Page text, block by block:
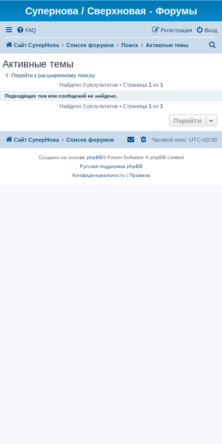
Супернова / Сверхновая - Форумы
FAQ Вход
Регистрация
Сайт СуперНова Список форумов Поиск Активные темы
Активные темы
Перейти к расширенному поиску
Найдено 0 результатов • Страница 1 из 1
Подходящих тем или сообщений не найдено.
Найдено 0 результатов • Страница 1 из 1
Перейти
Сайт СуперНова Список форумов Часовой пояс: UTC+02:00
Создано на основе phpBB® Forum Software © phpBB Limited
Русская поддержка phpBB
Конфиденциальность| Правила